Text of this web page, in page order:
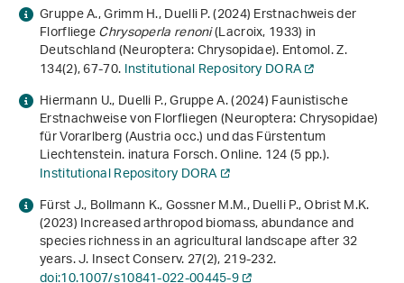
Gruppe A., Grimm H., Duelli P. (2024) Erstnachweis der
FlorfliegeChrysoperla renoni(Lacroix, 1933) in
Deutschland (Neuroptera: Chrysopidae). Entomol. Z.
134(2), 67-70.Institutional Repository DORA
Hiermann U., Duelli P., Gruppe A. (2024) Faunistische
Erstnachweise von Florfliegen (Neuroptera: Chrysopidae)
für Vorarlberg (Austria occ.) und das Fürstentum
Liechtenstein. inatura Forsch. Online.124(5 pp.).
Institutional Repository DORA
Fürst J., Bollmann K., Gossner M.M., Duelli P., Obrist M.K.
(2023) Increased arthropod biomass, abundance and
species richness in an agricultural landscape after 32
years. J. Insect Conserv.27(2), 219-232.